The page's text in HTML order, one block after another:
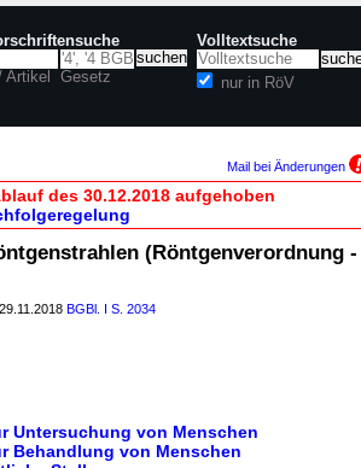
Artikel Gesetz
Volltextsuche
nur in RöV
Mail bei Änderungen
des 30.12.2018 aufgehoben
(Röntgenverordnung -
BGBl. I S. 2034
Untersuchung von Menschen
Behandlung von Menschen